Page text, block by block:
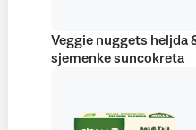
Veggie nuggets heljda
sjemenke suncokreta